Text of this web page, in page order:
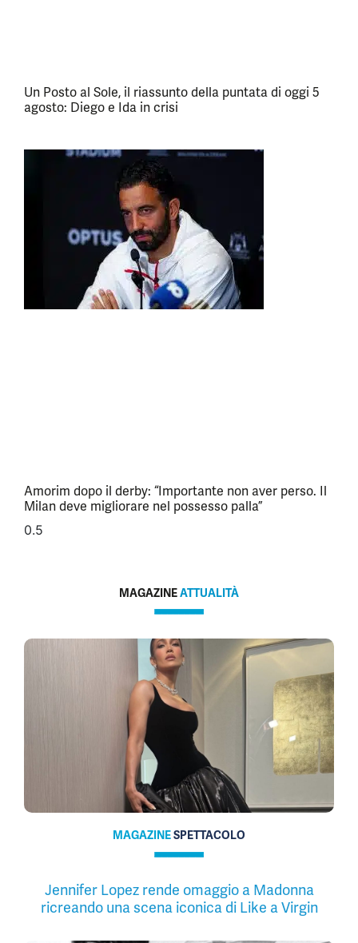
Un Posto al Sole, il riassunto della puntata di oggi 5
agosto: Diego e Ida in crisi
Amorim dopo il derby: “Importante non aver perso. Il
Milan deve migliorare nel possesso palla”
MAGAZINEATTUALITÀ
MAGAZINESPETTACOLO
Jennifer Lopez rende omaggio a Madonna
ricreando una scena iconica di Like a Virgin